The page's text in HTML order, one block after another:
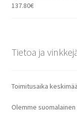
137.80€
Tietoa ja
Toimitusaika
Olemme